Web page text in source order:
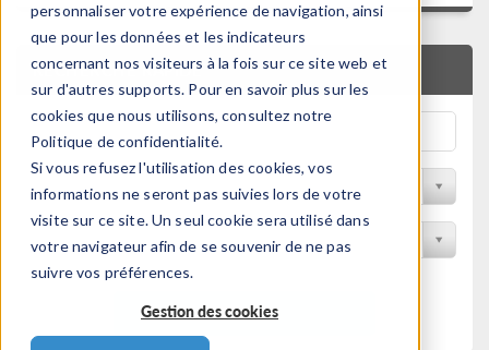
personnaliser votre expérience de navigation, ainsi
que pour les données et les indicateurs
concernant nos visiteurs à la fois sur ce site web et
sur d'autres supports. Pour en savoir plus sur les
cookies que nous utilisons, consultez notre
Politique de confidentialité.
Si vous refusez l'utilisation des cookies, vos
informations ne seront pas suivies lors de votre
visite sur ce site. Un seul cookie sera utilisé dans
votre navigateur afin de se souvenir de ne pas
suivre vos préférences.
Gestion des cookies
RECHERCHE RAPIDE
Trier par Discipline
Filtrer par produit
Filtrer